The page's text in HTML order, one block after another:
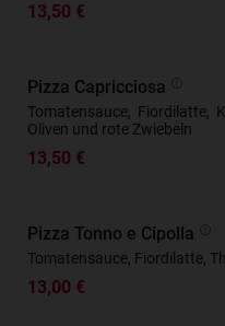
13,50 €
Pizza Capricciosa
Tomatensauce, Fiordilatte,
Oliven und rote Zwiebeln
13,50 €
Pizza Tonno e Cipolla
Tomatensauce, Fiordilatte,
13,00 €